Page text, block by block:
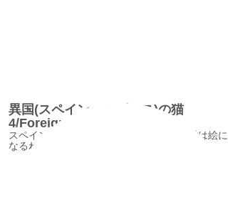
異国(スペイン・カダケス)の猫
4/ForeignCats4
スペインはカダケスの猫、この小さな漁村は絵に
なるねぇ!!